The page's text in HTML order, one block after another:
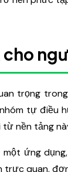
trọng
tự điều
nền tảng
ứng
quan,